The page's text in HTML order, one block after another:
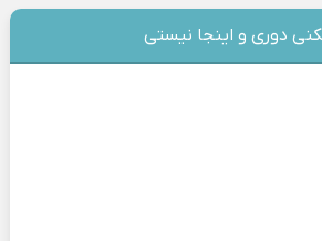
دوری و اینجا نیستی